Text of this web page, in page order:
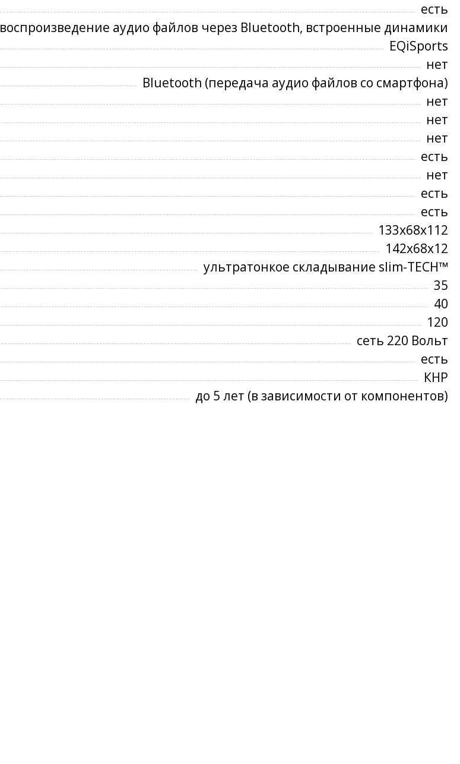
есть
воспроизведение аудио файлов через Bluetooth, встроенные динамики
EQiSports
нет
Bluetooth (передача аудио файлов со смартфона)
нет
нет
нет
есть
нет
есть
есть
133х68х112
142х68х12
ультратонкое складывание slim-TECH™
35
40
120
сеть 220 Вольт
есть
КНР
до 5 лет (в зависимости от компонентов)